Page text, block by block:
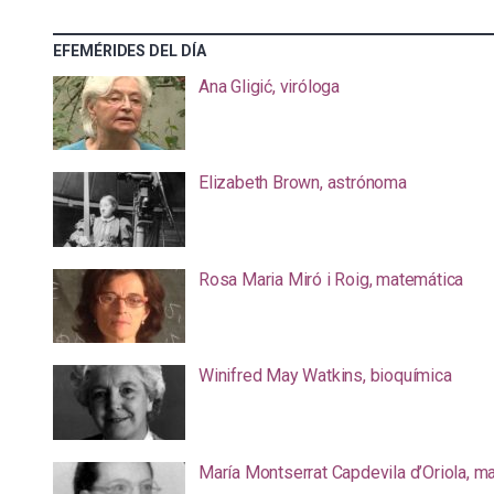
EFEMÉRIDES DEL DÍA
Ana Gligić, viróloga
Elizabeth Brown, astrónoma
Rosa Maria Miró i Roig, matemática
Winifred May Watkins, bioquímica
María Montserrat Capdevila d’Oriola,